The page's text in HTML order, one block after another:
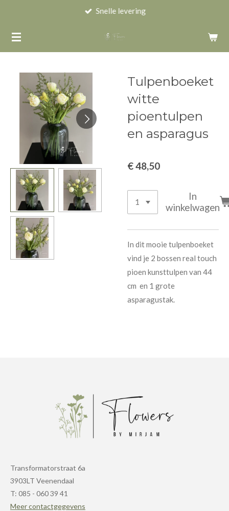
naar
de
Snelle levering
Tulpenboeket
witte
pioentulpen
en asparagus
€ 48,50
In
winkelwagen
In dit mooie tulpenboeket
vind je 2 bossen real touch
pioen kunsttulpen van 44
cm en 1 grote
asparagustak.
Transformatorstraat 6a
3903LT Veenendaal
T: 085 - 060 39 41
Meer contactgegevens